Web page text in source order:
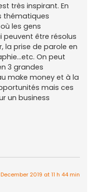
très inspirant. En
thématiques
les gens
être résolus
la prise de parole en
On peut
3 grandes
make money et à la
mais ces
un business
2019 at 11 h 44 min